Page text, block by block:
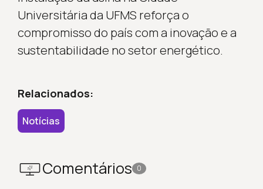
Universitária da UFMS reforça o
compromisso do país com a inovação e a
sustentabilidade no setor energético.
Relacionados:
Notícias
Comentários 0